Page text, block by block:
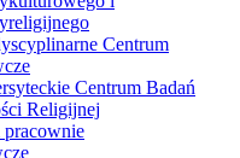
Centrum
Centrum Badań
Religijnej